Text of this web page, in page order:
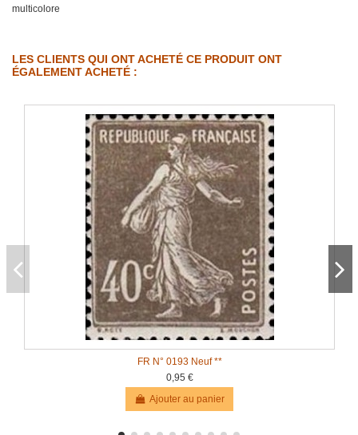
multicolore
LES CLIENTS QUI ONT ACHETÉ CE PRODUIT ONT
ÉGALEMENT ACHETÉ :
FR N° 0193 Neuf **
0,95 €
Ajouter au panier